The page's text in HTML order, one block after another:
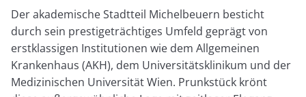
Der akademische Stadtteil Michelbeuern besticht
durch sein prestigeträchtiges Umfeld geprägt von
erstklassigen Institutionen wie dem Allgemeinen
Krankenhaus (AKH), dem Universitätsklinikum und der
Medizinischen Universität Wien. Prunkstück krönt